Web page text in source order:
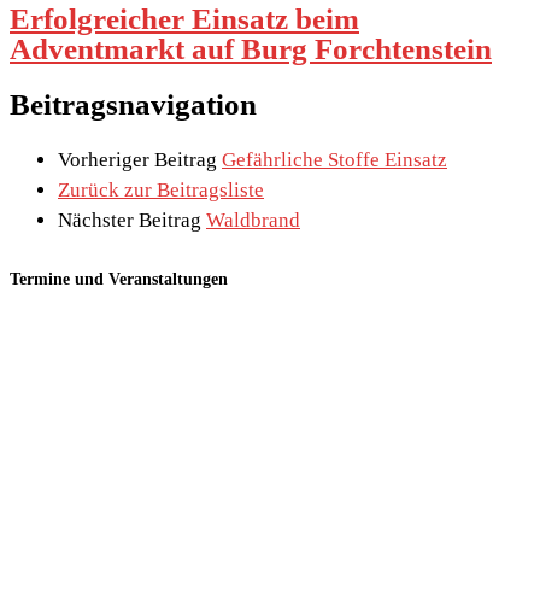
Erfolgreicher Einsatz beim
Adventmarkt auf Burg Forchtenstein
Beitragsnavigation
Vorheriger Beitrag Gefährliche Stoffe Einsatz
Zurück zur Beitragsliste
Nächster Beitrag Waldbrand
Termine und Veranstaltungen